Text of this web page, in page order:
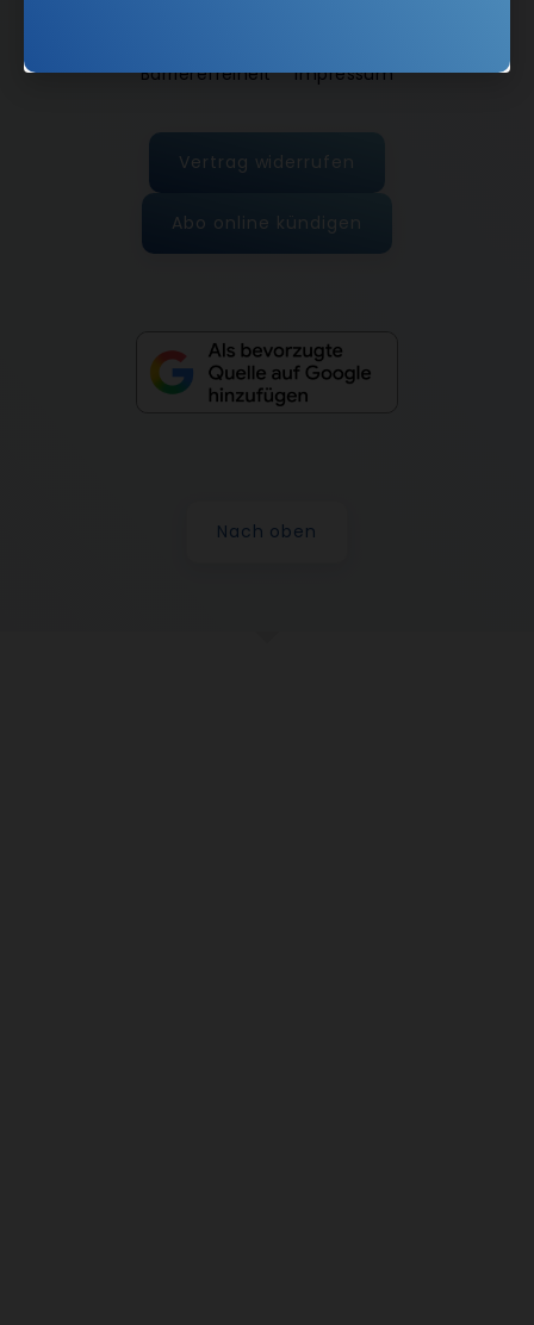
Barrierefreiheit
Impressum
Vertrag widerrufen
Abo online kündigen
Nach oben